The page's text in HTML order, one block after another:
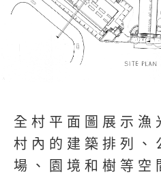
全村平面圖展示漁
村內的建築排列、
場、園境和樹等空